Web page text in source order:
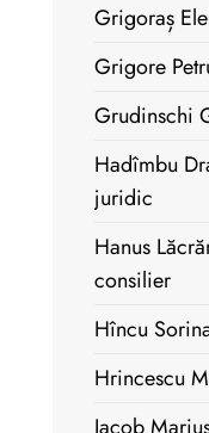
Grigoraș
Grigore
Grudinschi
Hadîmbu
juridic
Hanus
consilier
Hîncu
Hrincescu